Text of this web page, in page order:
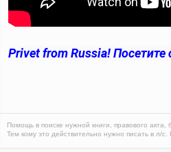
Privet from Russia!
Помощь в поиске нужной книги, правового акта,
Тем кому это действительно нужно писать в л/